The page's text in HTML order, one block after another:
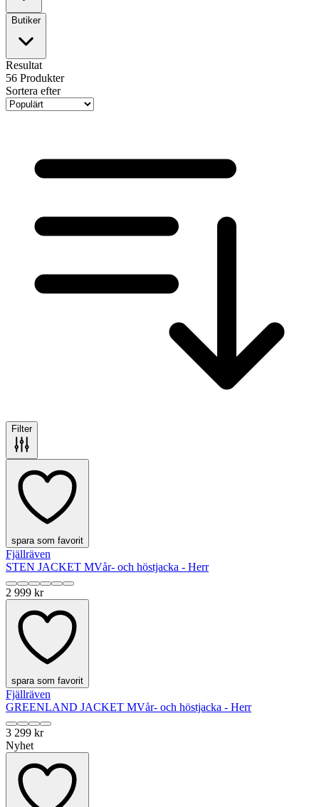
Butiker
Resultat
56 Produkter
Sortera efter
Filter
spara som favorit
Fjällräven
STEN JACKET MVår- och höstjacka - Herr
2 999 kr
spara som favorit
Fjällräven
GREENLAND JACKET MVår- och höstjacka - Herr
3 299 kr
Nyhet